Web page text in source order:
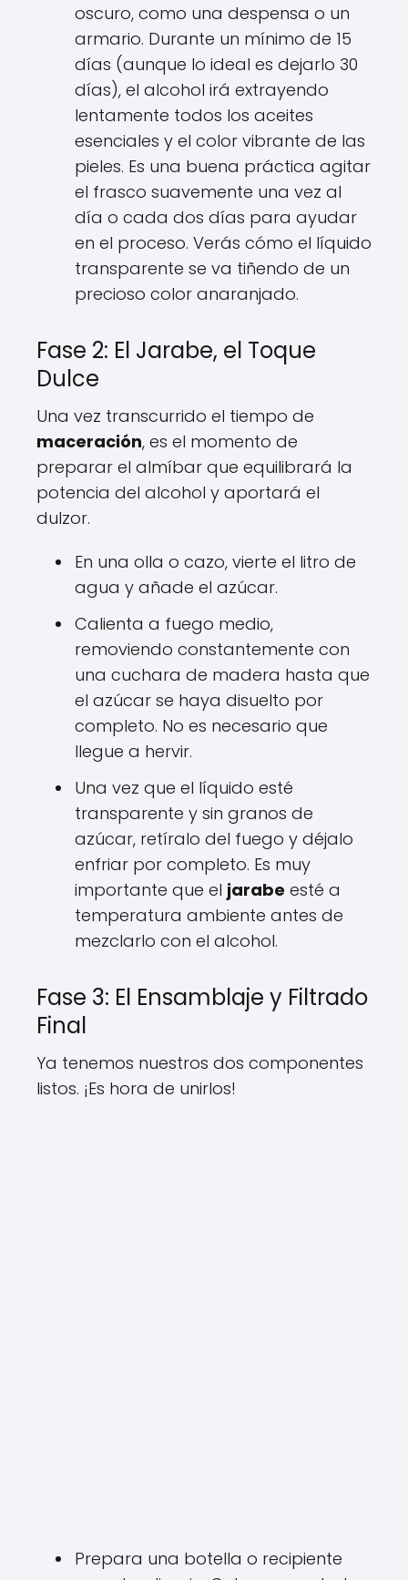
oscuro, como una despensa o un
armario. Durante un mínimo de 15
días (aunque lo ideal es dejarlo 30
días), el alcohol irá extrayendo
lentamente todos los aceites
esenciales y el color vibrante de las
pieles. Es una buena práctica agitar
el frasco suavemente una vez al
día o cada dos días para ayudar
en el proceso. Verás cómo el líquido
transparente se va tiñendo de un
precioso color anaranjado.
Fase 2: El Jarabe, el Toque
Dulce
Una vez transcurrido el tiempo de
maceración, es el momento de
preparar el almíbar que equilibrará la
potencia del alcohol y aportará el
dulzor.
En una olla o cazo, vierte el litro de
agua y añade el azúcar.
Calienta a fuego medio,
removiendo constantemente con
una cuchara de madera hasta que
el azúcar se haya disuelto por
completo. No es necesario que
llegue a hervir.
Una vez que el líquido esté
transparente y sin granos de
azúcar, retíralo del fuego y déjalo
enfriar por completo. Es muy
importante que el jarabe esté a
temperatura ambiente antes de
mezclarlo con el alcohol.
Fase 3: El Ensamblaje y Filtrado
Final
Ya tenemos nuestros dos componentes
listos. ¡Es hora de unirlos!
Prepara una botella o recipiente